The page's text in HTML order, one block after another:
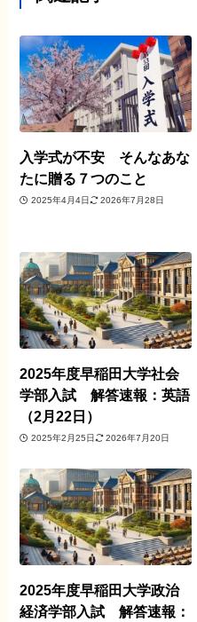
入学式が不安 そんなあな
たに贈る７つのこと
2025年4月4日 2026年7月28日
2025年度早稲田大学社会
学部入試 解答速報：英語
（2月22日）
2025年2月25日 2026年7月20日
2025年度早稲田大学政治
経済学部入試 解答速報：